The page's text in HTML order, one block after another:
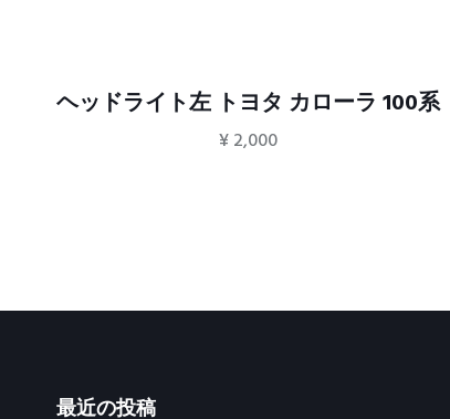
ヘッドライト左 トヨタ カローラ 100系
¥ 2,000
最近の投稿